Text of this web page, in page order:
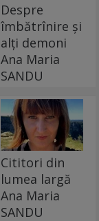
Despre
îmbătrînire și
alți demoni
Ana Maria
SANDU
Cititori din
lumea largă
Ana Maria
SANDU